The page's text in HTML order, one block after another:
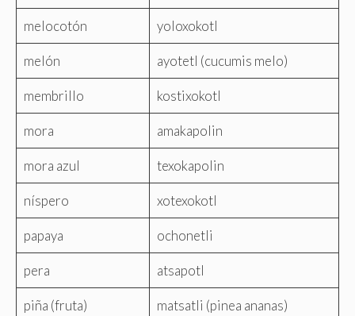
melocotón yoloxokotl
melón ayotetl (cucumis melo)
membrillo kostixokotl
mora amakapolin
mora azul texokapolin
níspero xotexokotl
papaya ochonetli
pera atsapotl
piña (fruta) matsatli (pinea ananas)